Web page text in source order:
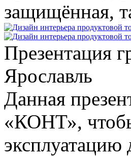
защищённая,
Презентация
Ярославль
Данная
«КОНТ», чтобы
эксплуатацию